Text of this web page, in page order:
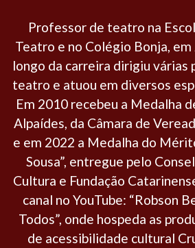
Professor de teatro na
Teatro e no Colégio Bonja, em
longo da carreira dirigiu várias
teatro e atuou em diversos
Em 2010 recebeu a Medalha
Alpaídes, da Câmara de
e em 2022 a Medalha do
Sousa”, entregue pelo
Cultura e Fundação
canal no YouTube: “Robson
Todos”, onde hospeda as
de acessibilidade cultural